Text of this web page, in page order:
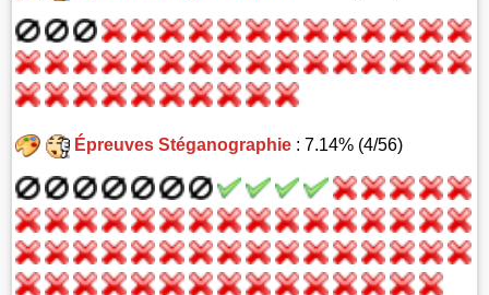
Épreuves Stéganographie: 7.14% (4/56)